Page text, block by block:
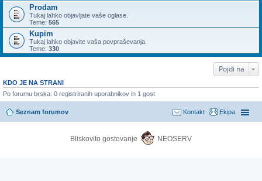
Prodam
Tukaj lahko objavljate vaše oglase.
Teme: 565
Kupim
Tukaj lahko objavite vaša povpraševanja.
Teme: 330
Pojdi na
KDO JE NA STRANI
Po forumu brska: 0 registriranih uporabnikov in 1 gost
Seznam forumov Ekipa
Kontakt
Bliskovito gostovanje NEOSERV